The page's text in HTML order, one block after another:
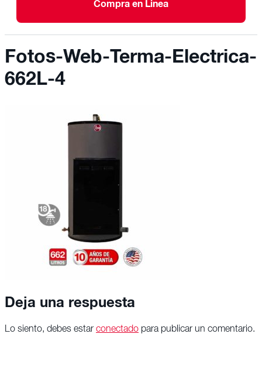
Compra en Linea
Fotos-Web-Terma-Electrica-
662L-4
Deja una respuesta
Lo siento, debes estar conectado para publicar un comentario.